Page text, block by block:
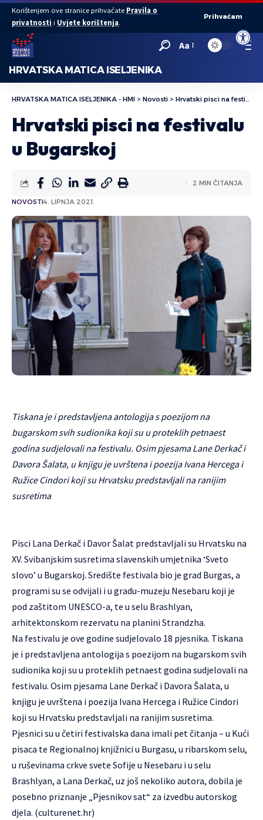
Open
Korištenjem ove stranice prihvaćate Pravila o
privatnosti i Uvjete korištenja.
Prihvaćam
Aa
HRVATSKA MATICA ISELJENIKA
HRVATSKA MATICA ISELJENIKA - HMI > Novosti > Hrvatski pisci na festivalu u Bugarskoj
Hrvatski pisci na festivalu
u Bugarskoj
NOVOSTI4. LIPNJA 2021.
2 MIN ČITANJA
Tiskana je i predstavljena antologija s poezijom na
bugarskom svih sudionika koji su u proteklih petnaest
godina sudjelovali na festivalu. Osim pjesama Lane Derkač i
Davora Šalata, u knjigu je uvrštena i poezija Ivana Hercega i
Ružice Cindori koji su Hrvatsku predstavljali na ranijim
susretima
Pisci Lana Derkač i Davor Šalat predstavljali su Hrvatsku na
XV. Svibanjskim susretima slavenskih umjetnika ‘Sveto
slovo’ u Bugarskoj. Središte festivala bio je grad Burgas, a
programi su se odvijali i u gradu-muzeju Nesebaru koji je
pod zaštitom UNESCO-a, te u selu Brashlyan,
arhitektonskom rezervatu na planini Strandzha.
Na festivalu je ove godine sudjelovalo 18 pjesnika. Tiskana
je i predstavljena antologija s poezijom na bugarskom svih
sudionika koji su u proteklih petnaest godina sudjelovali na
festivalu. Osim pjesama Lane Derkač i Davora Šalata, u
knjigu je uvrštena i poezija Ivana Hercega i Ružice Cindori
koji su Hrvatsku predstavljali na ranijim susretima.
Pjesnici su u četiri festivalska dana imali pet čitanja – u Kući
pisaca te Regionalnoj knjižnici u Burgasu, u ribarskom selu,
u ruševinama crkve svete Sofije u Nesebaru i u selu
Brashlyan, a Lana Derkač, uz još nekoliko autora, dobila je
posebno priznanje „Pjesnikov sat“ za izvedbu autorskog
djela. (culturenet.hr)